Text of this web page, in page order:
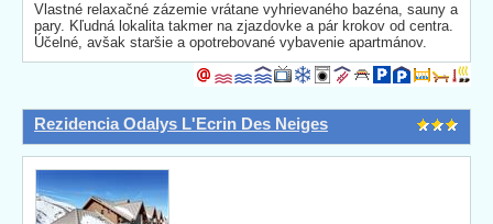
Vlastné relaxačné zázemie vrátane vyhrievaného bazéna, sauny a
pary. Kľudná lokalita takmer na zjazdovke a pár krokov od centra.
Účelné, avšak staršie a opotrebované vybavenie apartmánov.
Rezidencia Odalys L'Ecrin Des Neiges